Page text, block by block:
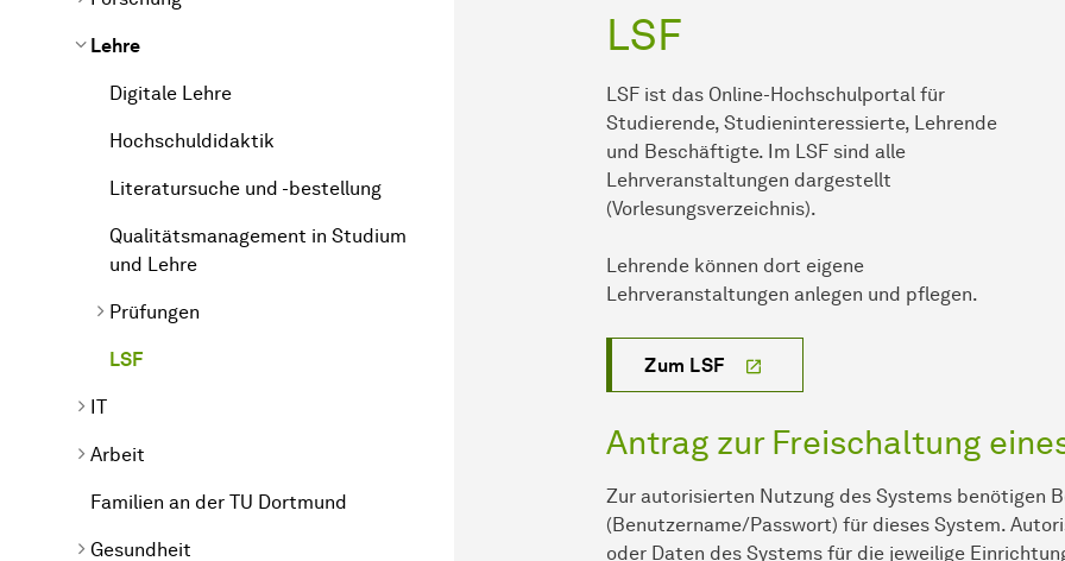
Lehre
Digitale Lehre
Hochschuldidaktik
Literatursuche und -bestellung
Qualitätsmanagement in Studium
und Lehre
Prüfungen
LSF
IT
Arbeit
Familien an der TU Dortmund
Gesundheit
LSF
LSF ist das Online-Hochschulportal für
Studierende, Studieninteressierte, Lehrende
und Beschäftigte. Im LSF sind alle
Lehrveranstaltungen dargestellt
(Vorlesungsverzeichnis).
Lehrende können dort eigene
Lehrveranstaltungen anlegen und pflegen.
Zum LSF
Antrag zur Freischaltung
Zur autorisierten Nutzung des Systems benötigen
(Benutzername/Passwort) für dieses System.
oder Daten des Systems für die jeweilige